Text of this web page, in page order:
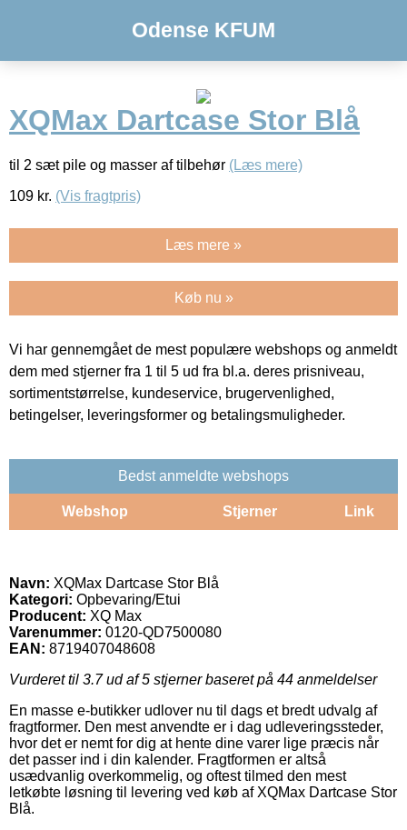
Odense KFUM
XQMax Dartcase Stor Blå
til 2 sæt pile og masser af tilbehør (Læs mere)
109 kr. (Vis fragtpris)
Læs mere »
Køb nu »
Vi har gennemgået de mest populære webshops og anmeldt
dem med stjerner fra 1 til 5 ud fra bl.a. deres prisniveau,
sortimentstørrelse, kundeservice, brugervenlighed,
betingelser, leveringsformer og betalingsmuligheder.
Bedst anmeldte webshops
Webshop Stjerner Link
Navn: XQMax Dartcase Stor Blå
Kategori: Opbevaring/Etui
Producent: XQ Max
Varenummer: 0120-QD7500080
EAN: 8719407048608
Vurderet til 3.7ud af 5 stjerner baseret på 44 anmeldelser
En masse e-butikker udlover nu til dags et bredt udvalg af
fragtformer. Den mest anvendte er i dag udleveringssteder,
hvor det er nemt for dig at hente dine varer lige præcis når
det passer ind i din kalender. Fragtformen er altså
usædvanlig overkommelig, og oftest tilmed den mest
letkøbte løsning til levering ved køb af XQMax Dartcase Stor
Blå.